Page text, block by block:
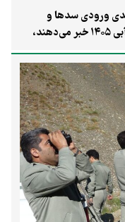
رسمی از رشد ۷۲ درصدی ورودی سدها و
افزایش ۳۷ درصدی ذخایر مخزنی در سال آبی ۱۴۰۵ خبر می‌دهند،
نشان می‌دهد که ۱۴ استان کشور همچنان با تنش
نشان‌دهنده تداوم
است که لزوم
از پیش نمایان می‌کند.